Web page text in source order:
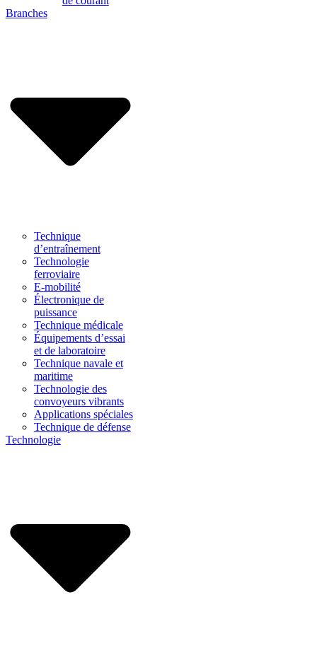
Branches
Technique
d’entraînement
Technologie
ferroviaire
E-mobilité
Électronique de
puissance
Technique médicale
Équipements d’essai
et de laboratoire
Technique navale et
maritime
Technologie des
convoyeurs vibrants
Applications spéciales
Technique de défense
Technologie